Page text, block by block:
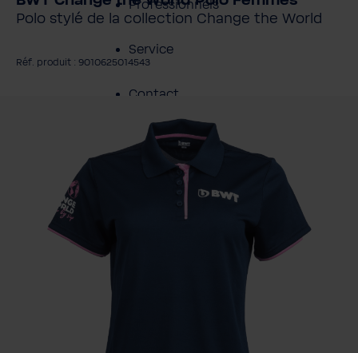
Professionnels
Service
Contact
À propos de BWT
Polo stylé de la collection Change the World
Réf. produit : 9010625014543